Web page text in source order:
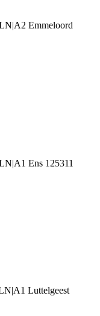
Emmeloord
Ens 125311
Luttelgeest